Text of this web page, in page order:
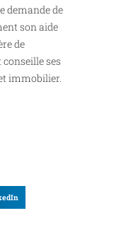
demande de
son aide
de
ses
immobilier.